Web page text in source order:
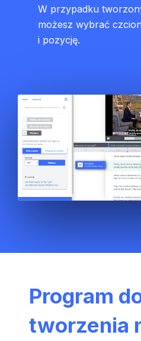
W przypadku
możesz wybrać
i pozycję.
Program
tworzenia